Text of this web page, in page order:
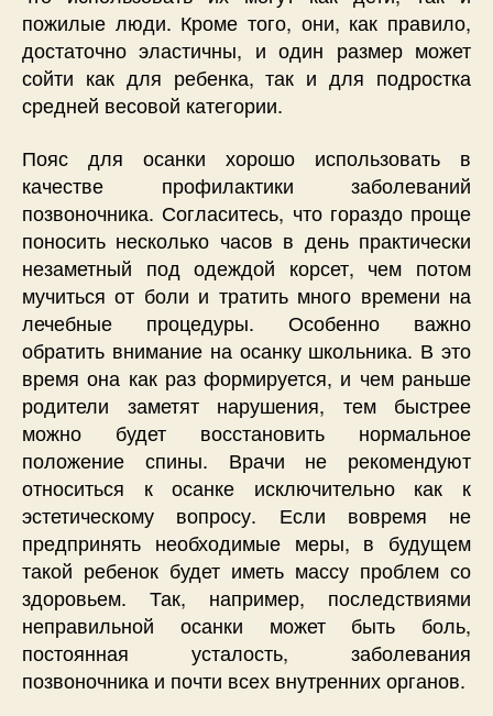
пожилые люди. Кроме того, они, как правило,
достаточно эластичны, и один размер может
сойти как для ребенка, так и для подростка
средней весовой категории.
Пояс для осанки хорошо использовать в
качестве профилактики заболеваний
позвоночника. Согласитесь, что гораздо проще
поносить несколько часов в день практически
незаметный под одеждой корсет, чем потом
мучиться от боли и тратить много времени на
лечебные процедуры. Особенно важно
обратить внимание на осанку школьника. В это
время она как раз формируется, и чем раньше
родители заметят нарушения, тем быстрее
можно будет восстановить нормальное
положение спины. Врачи не рекомендуют
относиться к осанке исключительно как к
эстетическому вопросу. Если вовремя не
предпринять необходимые меры, в будущем
такой ребенок будет иметь массу проблем со
здоровьем. Так, например, последствиями
неправильной осанки может быть боль,
постоянная усталость, заболевания
позвоночника и почти всех внутренних органов.